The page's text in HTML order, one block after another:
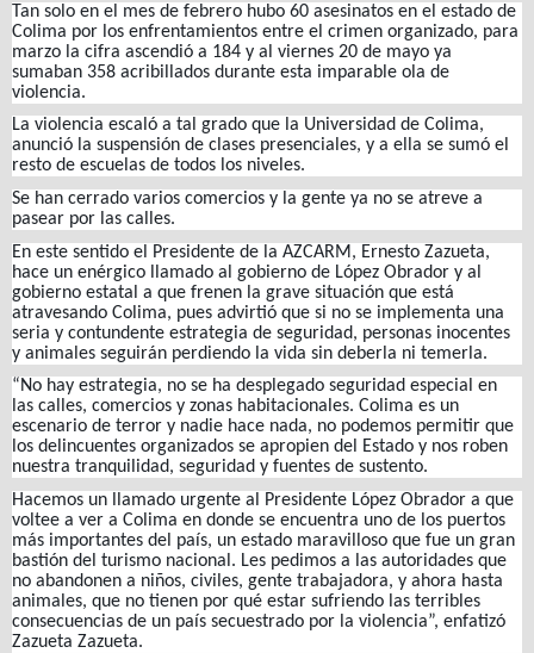
Tan solo en el mes de febrero hubo 60 asesinatos en el estado de
Colima por los enfrentamientos entre el crimen organizado, para
marzo la cifra ascendió a 184 y al viernes 20 de mayo ya
sumaban 358 acribillados durante esta imparable ola de
violencia.
La violencia escaló a tal grado que la Universidad de Colima,
anunció la suspensión de clases presenciales, y a ella se sumó el
resto de escuelas de todos los niveles.
Se han cerrado varios comercios y la gente ya no se atreve a
pasear por las calles.
En este sentido el Presidente de la AZCARM, Ernesto Zazueta,
hace un enérgico llamado al gobierno de López Obrador y al
gobierno estatal a que frenen la grave situación que está
atravesando Colima, pues advirtió que si no se implementa una
seria y contundente estrategia de seguridad, personas inocentes
y animales seguirán perdiendo la vida sin deberla ni temerla.
“No hay estrategia, no se ha desplegado seguridad especial en
las calles, comercios y zonas habitacionales. Colima es un
escenario de terror y nadie hace nada, no podemos permitir que
los delincuentes organizados se apropien del Estado y nos roben
nuestra tranquilidad, seguridad y fuentes de sustento.
Hacemos un llamado urgente al Presidente López Obrador a que
voltee a ver a Colima en donde se encuentra uno de los puertos
más importantes del país, un estado maravilloso que fue un gran
bastión del turismo nacional. Les pedimos a las autoridades que
no abandonen a niños, civiles, gente trabajadora, y ahora hasta
animales, que no tienen por qué estar sufriendo las terribles
consecuencias de un país secuestrado por la violencia”, enfatizó
Zazueta Zazueta.